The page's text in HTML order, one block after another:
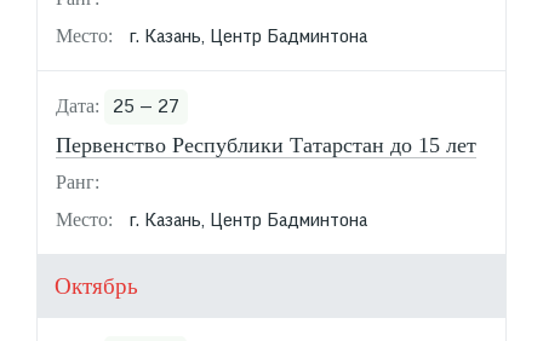
г. Казань, Центр Бадминтона
25 — 27
Первенство Республики Татарстан до 15 лет
г. Казань, Центр Бадминтона
Октябрь